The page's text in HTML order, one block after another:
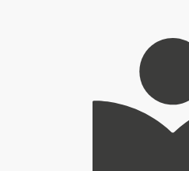
Größte Sorge galt und gilt der